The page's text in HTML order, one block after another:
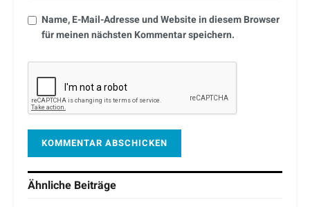
Name, E-Mail-Adresse und Website in diesem Browser
für meinen nächsten Kommentar speichern.
Ähnliche Beiträge